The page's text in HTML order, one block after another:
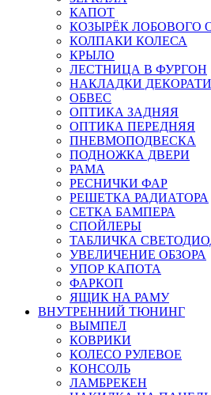
КАПОТ
КОЗЫРЁК ЛОБОВОГО
КОЛПАКИ КОЛЕСА
КРЫЛО
ЛЕСТНИЦА В ФУРГОН
НАКЛАДКИ
ОБВЕС
ОПТИКА ЗАДНЯЯ
ОПТИКА ПЕРЕДНЯЯ
ПНЕВМОПОДВЕСКА
ПОДНОЖКА ДВЕРИ
РАМА
РЕСНИЧКИ ФАР
РЕШЕТКА РАДИАТОРА
СЕТКА БАМПЕРА
СПОЙЛЕРЫ
ТАБЛИЧКА
УВЕЛИЧЕНИЕ ОБЗОРА
УПОР КАПОТА
ФАРКОП
ЯЩИК НА РАМУ
ВНУТРЕННИЙ ТЮНИНГ
ВЫМПЕЛ
КОВРИКИ
КОЛЕСО РУЛЕВОЕ
КОНСОЛЬ
ЛАМБРЕКЕН